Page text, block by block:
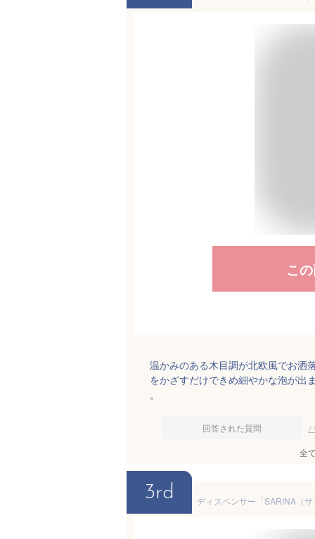
こ
温かみのある木目調が北欧風でお洒
をかざすだけできめ細やかな泡が出
。
回答された質問
全
3rd